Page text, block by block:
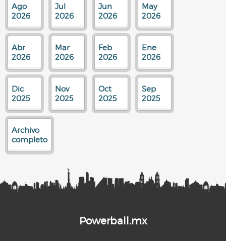
Ago
2026
Jul
2026
Jun
2026
May
2026
Abr
2026
Mar
2026
Feb
2026
Ene
2026
Dic
2025
Nov
2025
Oct
2025
Sep
2025
Archivo
completo
Powerball.mx